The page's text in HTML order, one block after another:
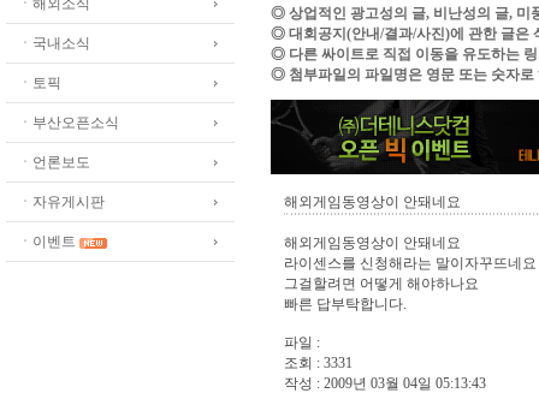
ㆍ해외소식
ㆍ국내소식
ㆍ토픽
ㆍ부산오픈소식
ㆍ언론보도
ㆍ자유게시판
ㆍ이벤트
◎ 상업적인 광고성의 글, 비난성의 글, 미
◎ 대회공지(안내/결과/사진)에 관한 글은
◎ 다른 싸이트로 직접 이동을 유도하는
◎ 첨부파일의 파일명은 영문 또는 숫자로
해외게임동영상이 안돼네요
해외게임동영상이 안돼네요
라이센스를 신청해라는 말이자꾸뜨네요
그걸할려면 어떻게 해야하나요
빠른 답부탁합니다.
파일 :
조회 : 3331
작성 : 2009년 03월 04일 05:13:43